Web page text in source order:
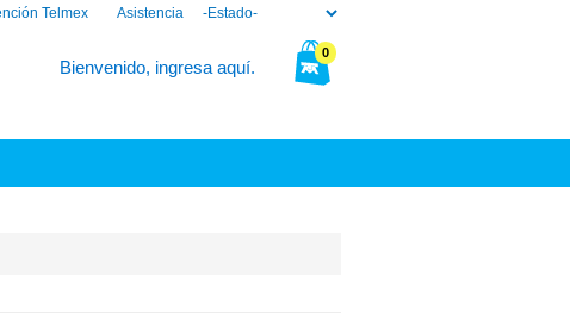
Asistencia
Telmex
0
Bienvenido, ingresa aquí.